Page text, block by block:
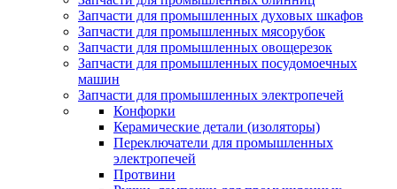
Запчасти для промышленных духовых шкафов
Запчасти для промышленных мясорубок
Запчасти для промышленных овощерезок
Запчасти для промышленных посудомоечных
машин
Запчасти для промышленных электропечей
Конфорки
Керамические детали (изоляторы)
Переключатели для промышленных
электропечей
Протвини